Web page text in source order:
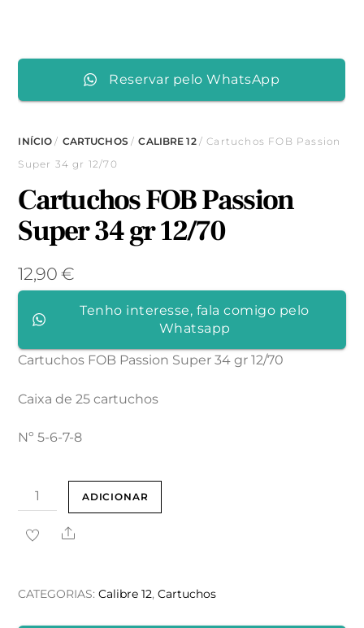
Reservar pelo WhatsApp
INÍCIO/ CARTUCHOS/CALIBRE 12/ Cartuchos FOB Passion
Super 34 gr 12/70
Cartuchos FOB Passion
Super 34 gr 12/70
12,90 €
Tenho interesse, fala comigo pelo
Whatsapp
Cartuchos FOB Passion Super 34 gr 12/70
Caixa de 25 cartuchos
Nº 5-6-7-8
Quantidade
de
Cartuchos
ADICIONAR
Share
CATEGORIAS:Calibre 12,Cartuchos